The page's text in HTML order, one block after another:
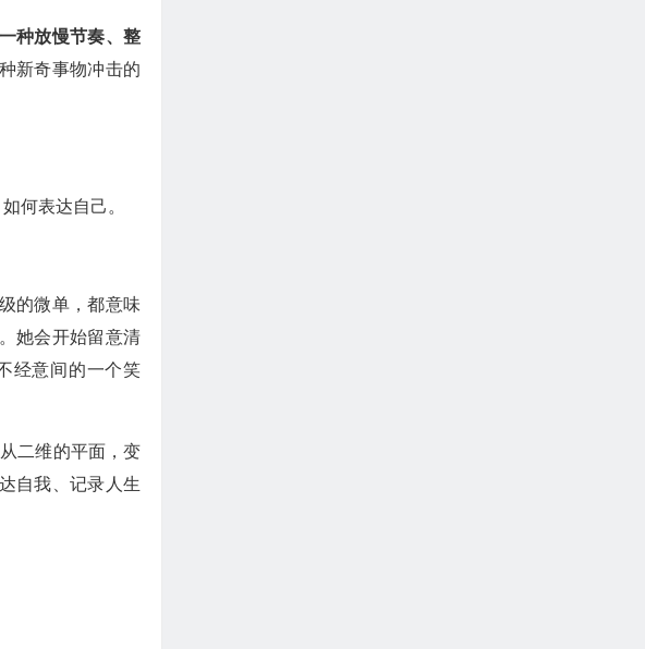
种放慢节奏、整
新奇事物冲击的
何表达自己。
的微单，都意味
她会开始留意清
经意间的一个笑
二维的平面，变
自我、记录人生